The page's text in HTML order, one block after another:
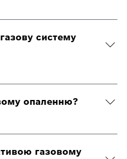
систему
опаленню?
газовому